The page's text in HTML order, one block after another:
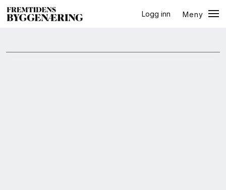
Logg inn
Meny
ressursbruk